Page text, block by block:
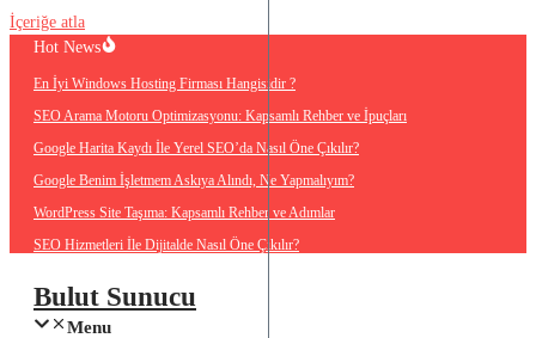
İçeriğe atla
Hot News
En İyi Windows Hosting Firması Hangisidir ?
SEO Arama Motoru Optimizasyonu: Kapsamlı Rehber ve İpuçları
Google Harita Kaydı İle Yerel SEO’da Nasıl Öne Çıkılır?
Google Benim İşletmem Askıya Alındı, Ne Yapmalıyım?
WordPress Site Taşıma: Kapsamlı Rehber ve Adımlar
SEO Hizmetleri İle Dijitalde Nasıl Öne Çıkılır?
Bulut Sunucu
Menu